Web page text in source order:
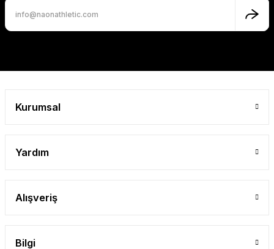
Bu ürüne benzer farklı alternatifler olmalı.
Kurumsal
Yardım
Alışveriş
Bilgi